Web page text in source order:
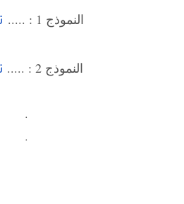
النموذج 1 : .....
النموذج 2 : .....
.
.